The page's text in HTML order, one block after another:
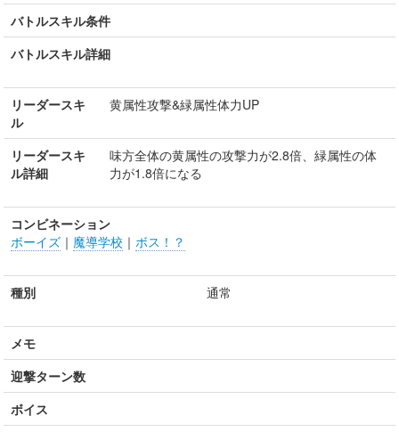
バトルスキル条件
バトルスキル詳細
リーダースキ
ル
黄属性攻撃&緑属性体力UP
リーダースキ
ル詳細
味方全体の黄属性の攻撃力が2.8倍、緑属性の体
力が1.8倍になる
コンビネーション
ボーイズ ｜ 魔導学校 ｜ ボス！？
種別 通常
メモ
迎撃ターン数
ボイス